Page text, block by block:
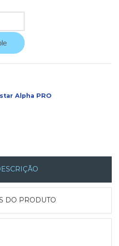
Alpha PRO
DO PRODUTO